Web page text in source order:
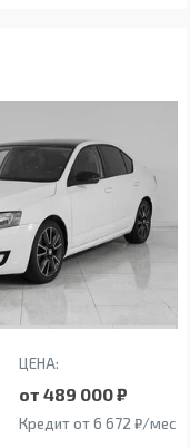
ЦЕНА:
от 489 000 ₽
Кредит от 6 672 ₽/мес